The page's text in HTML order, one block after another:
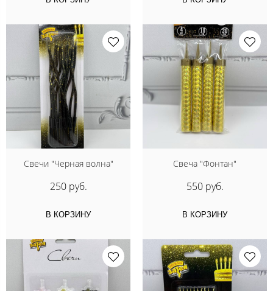
Свечи "Черная волна"
250 руб.
В КОРЗИНУ
Свеча "Фонтан"
550 руб.
В КОРЗИНУ